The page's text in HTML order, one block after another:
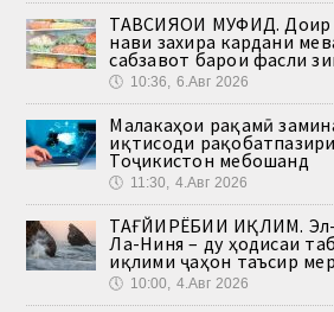
ТАВСИЯҲОИ МУФИД. Доир
нави захира кардани
сабзавот барои фасли
🕔 10:36, 6.Авг 2026
Малакаҳои рақамӣ
иқтисоди рақобатпазири
Тоҷикистон мебошанд
🕔 11:30, 4.Авг 2026
ТАҒЙИРЁБИИ ИҚЛИМ.
Ла-Ниня – ду ҳодисаи
иқлими ҷаҳон таъсир
🕔 10:00, 4.Авг 2026